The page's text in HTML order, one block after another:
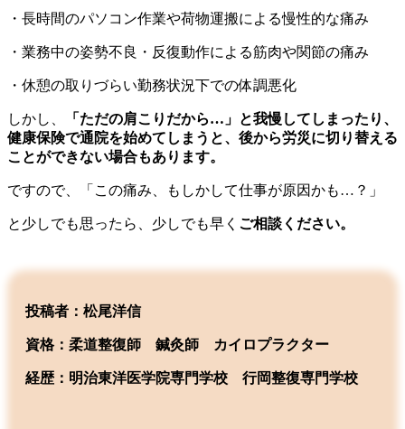
・長時間のパソコン作業や荷物運搬による慢性的な痛み
・業務中の姿勢不良・反復動作による筋肉や関節の痛み
・休憩の取りづらい勤務状況下での体調悪化
しかし、
「ただの肩こりだから…」と我慢してしまったり、
健康保険で通院を始めてしまうと、後から労災に切り替える
ことができない場合もあります。
ですので、「この痛み、もしかして仕事が原因かも…？」
と少しでも思ったら、少しでも早く ご相談ください。
投稿者：松尾洋信
資格：柔道整復師 鍼灸師 カイロプラクター
経歴：明治東洋医学院専門学校 行岡整復専門学校